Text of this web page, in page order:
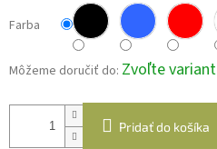
Farba
Môžeme doručiť do: Zvoľte variant
Pridať do košíka